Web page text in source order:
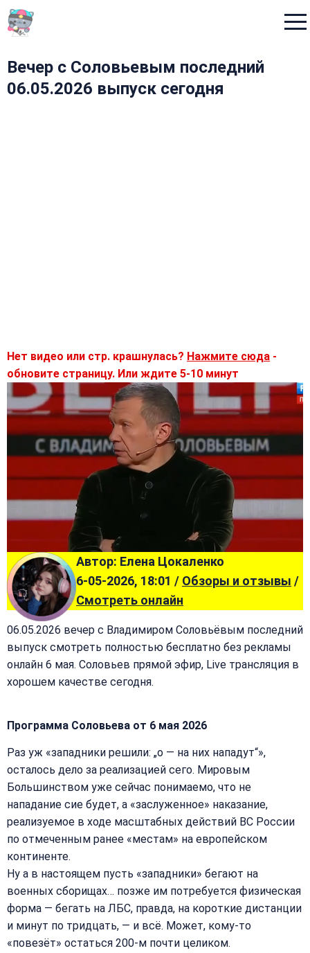
Вечер с Соловьевым последний
06.05.2026 выпуск сегодня
Нет видео или стр. крашнулась? Нажмите сюда -
обновите страницу. Или ждите 5-10 минут
Автор: Елена Цокаленко
6-05-2026, 18:01 / Обзоры и отзывы /
Смотреть онлайн
06.05.2026 вечер с Владимиром Соловьёвым последний
выпуск смотреть полностью бесплатно без рекламы
онлайн 6 мая. Соловьев прямой эфир, Live трансляция в
хорошем качестве сегодня.
Программа Соловьева от 6 мая 2026
Раз уж «западники решили: „о — на них нападут“»,
осталось дело за реализацией сего. Мировым
Большинством уже сейчас понимаемо, что не
нападание сие будет, а «заслуженное» наказание,
реализуемое в ходе масштабных действий ВС России
по отмеченным ранее «местам» на европейском
континенте.
Ну а в настоящем пусть «западники» бегают на
военных сборищах… позже им потребуется физическая
форма — бегать на ЛБС, правда, на короткие дистанции
и минут по тридцать, — и всё. Может, кому-то
«повезёт» остаться 200-м почти целиком.